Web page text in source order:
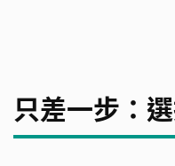
只差一步：